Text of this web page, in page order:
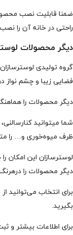
ضمنا قابلیت نصب
راحتی در خانه آن را
دیگر محصولات
گروه تولیدی
فضایی زیبا و چشم نواز
دیگر محصولات را
شما میتوانید
ظرف میوه‌خوری و… را
لوسترسازان این امکان
دیگر محصولات را درهرنگ
برای انتخاب می‌توانید
بگیرید.
برای اطلاعات بیشتر و